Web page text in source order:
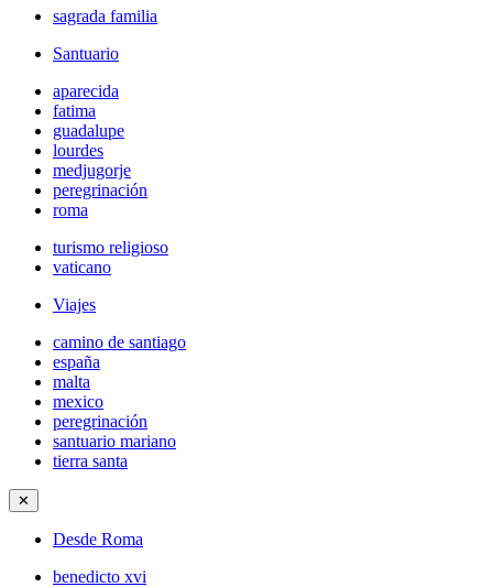
sagrada familia
Santuario
aparecida
fatima
guadalupe
lourdes
medjugorje
peregrinación
roma
turismo religioso
vaticano
Viajes
camino de santiago
españa
malta
mexico
peregrinación
santuario mariano
tierra santa
✕
Desde Roma
benedicto xvi